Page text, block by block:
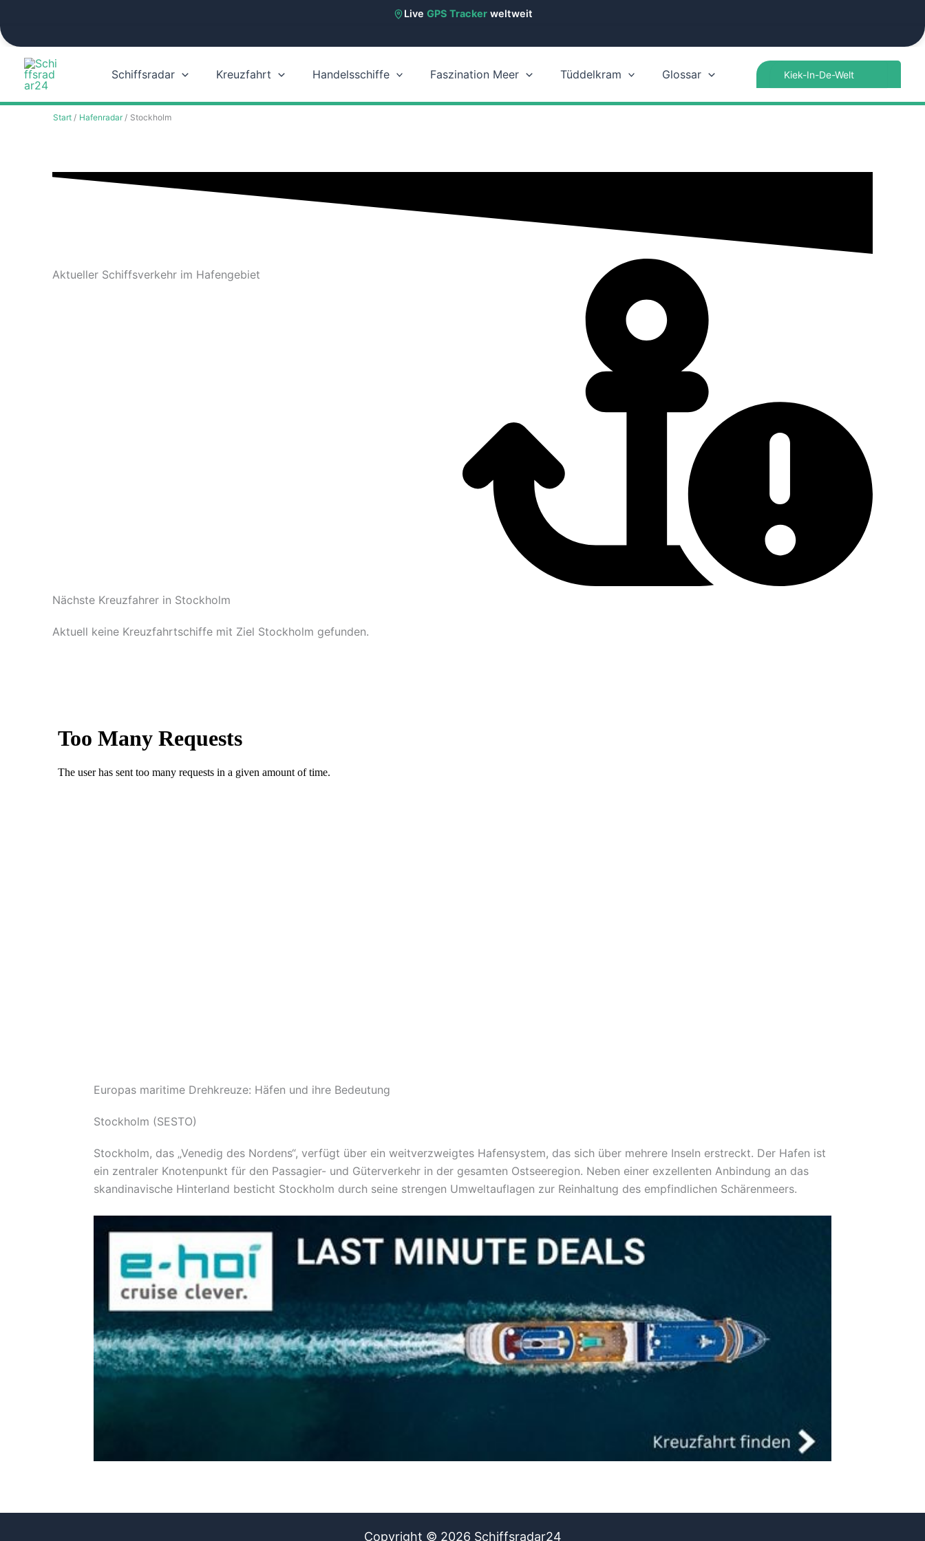
Live GPS Trackerweltweit
Zum
springen
Schiffsradar Kreuzfahrt Handelsschiffe Faszination Meer Tüddelkram Glossar
Start Hafenradar Stockholm
Aktueller Schiffsverkehr im Hafengebiet
Nächste Kreuzfahrer in Stockholm
Aktuell keine Kreuzfahrtschiffe mit Ziel Stockholm gefunden.
Europas maritime Drehkreuze: Häfen und ihre Bedeutung
Stockholm (SESTO)
Stockholm, das „Venedig des Nordens“, verfügt über ein weitverzweigtes Hafensystem, das sich über mehrere Inseln erstreckt. Der Hafen ist
ein zentraler Knotenpunkt für den Passagier- und Güterverkehr in der gesamten Ostseeregion. Neben einer exzellenten Anbindung an das
skandinavische Hinterland besticht Stockholm durch seine strengen Umweltauflagen zur Reinhaltung des empfindlichen Schärenmeers.
Copyright © 2026 Schiffsradar24